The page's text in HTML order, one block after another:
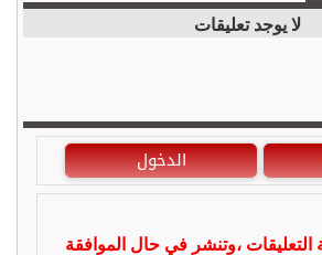
لا يوجد تعليقات
الدخول
التعليقات ،وتنشر في حال الموافقة